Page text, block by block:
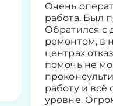
Очень
работа. Был
Обратился с
ремонтом, в
центрах
помочь не
работу и
уровне.